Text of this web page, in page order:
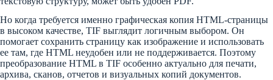
Но когда требуется именно графическая копия HTML-страницы
в высоком качестве, TIF выглядит логичным выбором. Он
помогает сохранить страницу как изображение и использовать
ее там, где HTML неудобен или не поддерживается. Поэтому
преобразование HTML в TIF особенно актуально для печати,
архива, сканов, отчетов и визуальных копий документов.